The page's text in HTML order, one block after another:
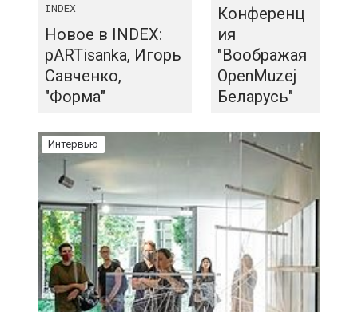
INDEX
Новое в INDEX:
pARTisanka, Игорь
Савченко,
"Форма"
Конференц
ия
"Воображая
OpenMuzej
Беларусь"
Интервью